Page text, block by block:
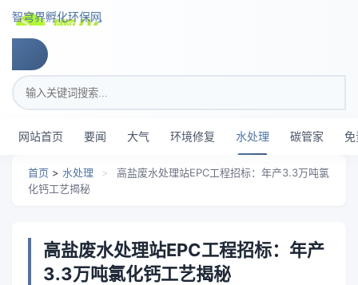
智穹界孵化环保网
搜索关键词
网站首页 要闻 大气 环境修复 水处理 碳管家 免
首页 > 水处理 >
高盐废水处理站EPC工程招标：年产3.3万吨氯
化钙工艺揭秘
高盐废水处理站EPC工程招标：年产
3.3万吨氯化钙工艺揭秘